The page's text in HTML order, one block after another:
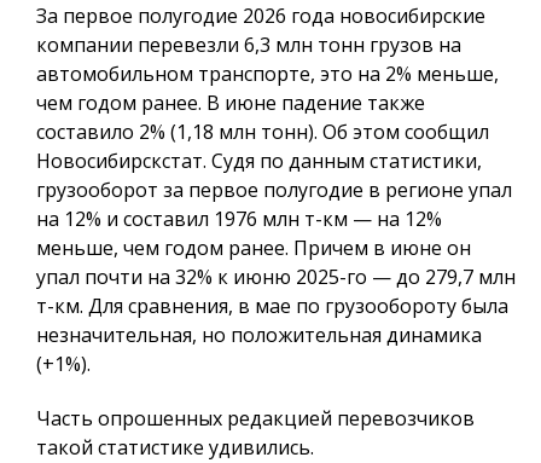
За первое полугодие 2026 года новосибирские
компании перевезли 6,3 млн тонн грузов на
автомобильном транспорте, это на 2% меньше,
чем годом ранее. В июне падение также
составило 2% (1,18 млн тонн). Об этом сообщил
Новосибирскстат. Судя по данным статистики,
грузооборот за первое полугодие в регионе упал
на 12% и составил 1976 млн т-км — на 12%
меньше, чем годом ранее. Причем в июне он
упал почти на 32% к июню 2025-го — до 279,7 млн
т-км. Для сравнения, в мае по грузообороту была
незначительная, но положительная динамика
(+1%).
Часть опрошенных редакцией перевозчиков
такой статистике удивились.